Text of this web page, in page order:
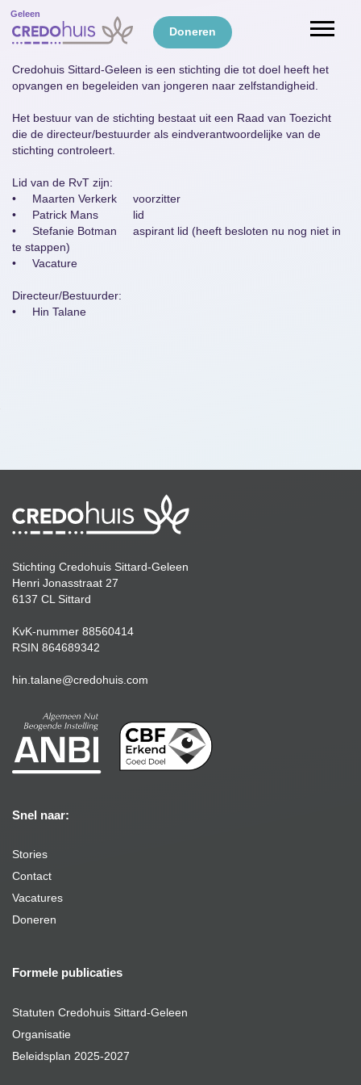
Doneren
Geleen
Credohuis Sittard-Geleen is een stichting die tot doel heeft het
opvangen en begeleiden van jongeren naar zelfstandigheid.
Het bestuur van de stichting bestaat uit een Raad van Toezicht
die de directeur/bestuurder als eindverantwoordelijke van de
stichting controleert.
Lid van de RvT zijn:
•
Maarten Verkerk
voorzitter
•
Patrick Mans
lid
•
Stefanie Botman
aspirant lid (heeft besloten nu nog niet in
te stappen)
•
Vacature
Directeur/Bestuurder:
•
Hin Talane
Stichting Credohuis Sittard-Geleen
Henri Jonasstraat 27
6137 CL Sittard
KvK-nummer 88560414
RSIN 864689342
hin.talane@credohuis.com
Snel naar:
Stories
Contact
Vacatures
Doneren
Formele publicaties
Statuten Credohuis Sittard-Geleen
Organisatie
Beleidsplan 2025-2027